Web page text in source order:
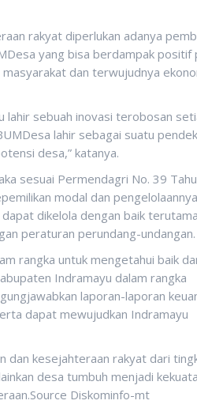
rakyat diperlukan adanya
yang bisa berdampak positif
dan terwujudnya
lahir sebuah inovasi terobosan
lahir sebagai suatu
desa,” katanya.
sesuai Permendagri No. 39
modal dan pengelolaannya
dikelola dengan baik
peraturan perundang-undangan.
rangka untuk mengetahui baik
Indramayu dalam rangka
laporan-laporan
dapat mewujudkan Indramayu
dan kesejahteraan rakyat dari
desa tumbuh menjadi
Diskominfo-mt